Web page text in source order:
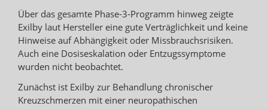
Über das gesamte Phase-3-Programm hinweg zeigte
Exilby laut Hersteller eine gute Verträglichkeit und keine
Hinweise auf Abhängigkeit oder Missbrauchsrisiken.
Auch eine Dosiseskalation oder Entzugssymptome
wurden nicht beobachtet.
Zunächst ist Exilby zur Behandlung chronischer
Kreuzschmerzen mit einer neuropathischen